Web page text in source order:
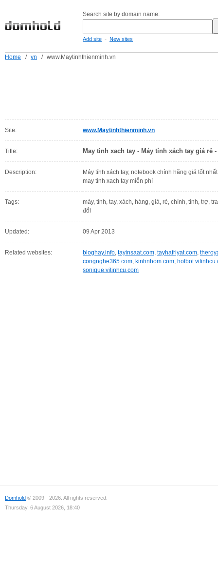
Search site by domain name:
Add site - New sites
Home / vn / www.Maytinhthienminh.vn
Site: www.Maytinhthienminh.vn
Title: May tinh xach tay - Máy tính xách tay giá rẻ
Description:
Máy tính xách tay, notebook chính hãng giá tốt
may tinh xach tay miễn phí
Tags:
máy, tính, tay, xách, hàng, giá, rẻ, chính, tinh, trợ,
đổi
Updated: 09 Apr 2013
Related websites: bloghay.info, tayinsaat.com, tayhafriyat.com,
congnghe365.com, kinhnhom.com,
sonique.vitinhcu.com
Domhold © 2009 - 2026. All rights reserved.
Thursday, 6 August 2026, 18:40